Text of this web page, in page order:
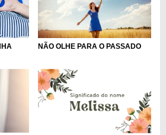
NÃO OLHE PARA O PASSADO